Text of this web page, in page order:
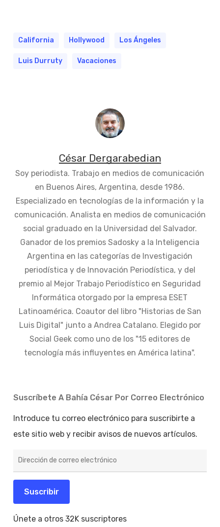
California Hollywood Los Ángeles
Luis Durruty Vacaciones
César Dergarabedian
Soy periodista. Trabajo en medios de comunicación
en Buenos Aires, Argentina, desde 1986.
Especializado en tecnologías de la información y la
comunicación. Analista en medios de comunicación
social graduado en la Universidad del Salvador.
Ganador de los premios Sadosky a la Inteligencia
Argentina en las categorías de Investigación
periodística y de Innovación Periodística, y del
premio al Mejor Trabajo Periodístico en Seguridad
Informática otorgado por la empresa ESET
Latinoamérica. Coautor del libro "Historias de San
Luis Digital" junto a Andrea Catalano. Elegido por
Social Geek como uno de los "15 editores de
tecnología más influyentes en América latina".
Suscríbete A Bahía César Por Correo Electrónico
Introduce tu correo electrónico para suscribirte a
este sitio web y recibir avisos de nuevos artículos.
de
electrónico
Suscribir
Únete a otros 32K suscriptores